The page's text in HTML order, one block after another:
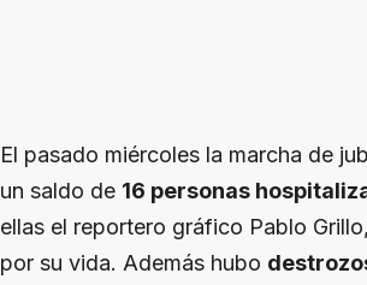
El pasado miércoles la marcha de
un saldo de 16 personas
ellas el reportero gráfico Pablo
por su vida. Además hubo